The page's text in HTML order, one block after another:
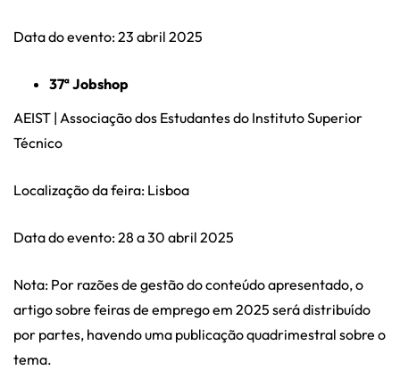
Data do evento: 23 abril 2025
37ª Jobshop
AEIST | Associação dos Estudantes do Instituto Superior
Técnico
Localização da feira: Lisboa
Data do evento: 28 a 30 abril 2025
Nota: Por razões de gestão do conteúdo apresentado, o
artigo sobre feiras de emprego em 2025 será distribuído
por partes, havendo uma publicação quadrimestral sobre o
tema.